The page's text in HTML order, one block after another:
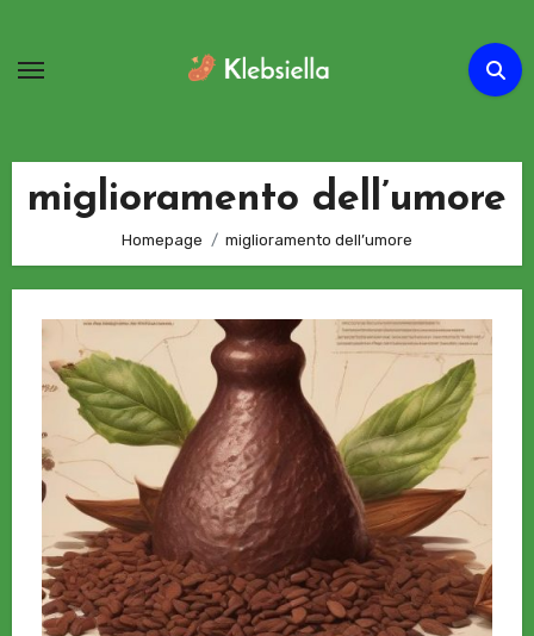
contenuto
miglioramento dell’umore
Homepage miglioramento dell’umore